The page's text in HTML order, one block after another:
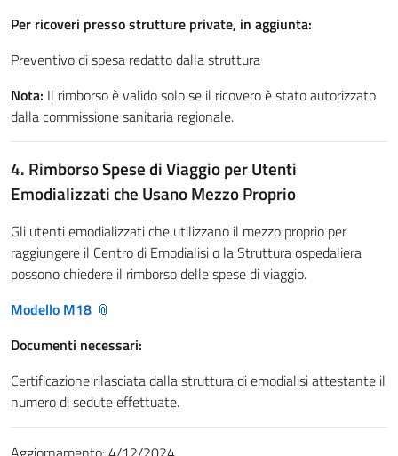
Per ricoveri presso strutture private, in aggiunta:
Preventivo di spesa redatto dalla struttura
Nota: Il rimborso è valido solo se il ricovero è stato autorizzato
dalla commissione sanitaria regionale.
4. Rimborso Spese di Viaggio per Utenti
Emodializzati che Usano Mezzo Proprio
Gli utenti emodializzati che utilizzano il mezzo proprio per
raggiungere il Centro di Emodialisi o la Struttura ospedaliera
possono chiedere il rimborso delle spese di viaggio.
Modello M18
Documenti necessari:
Certificazione rilasciata dalla struttura di emodialisi attestante il
numero di sedute effettuate.